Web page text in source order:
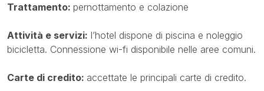
Trattamento: pernottamento e colazione
Attività e servizi: l’hotel dispone di piscina e noleggio
bicicletta. Connessione wi-fi disponibile nelle aree comuni.
Carte di credito: accettate le principali carte di credito.